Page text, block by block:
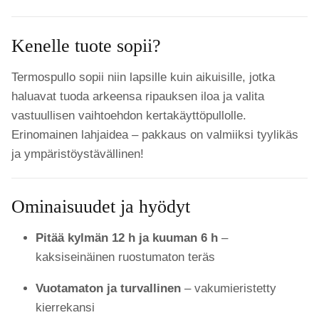
Kenelle tuote sopii?
Termospullo sopii niin lapsille kuin aikuisille, jotka
haluavat tuoda arkeensa ripauksen iloa ja valita
vastuullisen vaihtoehdon kertakäyttöpullolle.
Erinomainen lahjaidea – pakkaus on valmiiksi tyylikäs
ja ympäristöystävällinen!
Ominaisuudet ja hyödyt
Pitää kylmän 12 h ja kuuman 6 h –
kaksiseinäinen ruostumaton teräs
Vuotamaton ja turvallinen – vakumieristetty
kierrekansi